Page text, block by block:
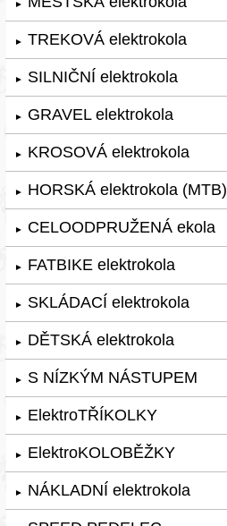
►
► TREKOVÁ elektrokola
► SILNIČNÍ elektrokola
► GRAVEL elektrokola
► KROSOVÁ elektrokola
► HORSKÁ elektrokola (MTB)
► CELOODPRUŽENÁ ekola
► FATBIKE elektrokola
► SKLÁDACÍ elektrokola
► DĚTSKÁ elektrokola
► S NÍZKÝM NÁSTUPEM
► ElektroTŘÍKOLKY
► ElektroKOLOBĚŽKY
► NÁKLADNÍ elektrokola